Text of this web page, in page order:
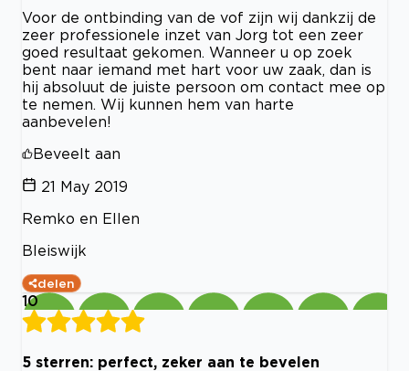
Voor de ontbinding van de vof zijn wij dankzij de
zeer professionele inzet van Jorg tot een zeer
goed resultaat gekomen. Wanneer u op zoek
bent naar iemand met hart voor uw zaak, dan is
hij absoluut de juiste persoon om contact mee op
te nemen. Wij kunnen hem van harte
aanbevelen!
Beveelt aan
21 May 2019
Remko en Ellen
Bleiswijk
delen
10
5 sterren: perfect, zeker aan te bevelen